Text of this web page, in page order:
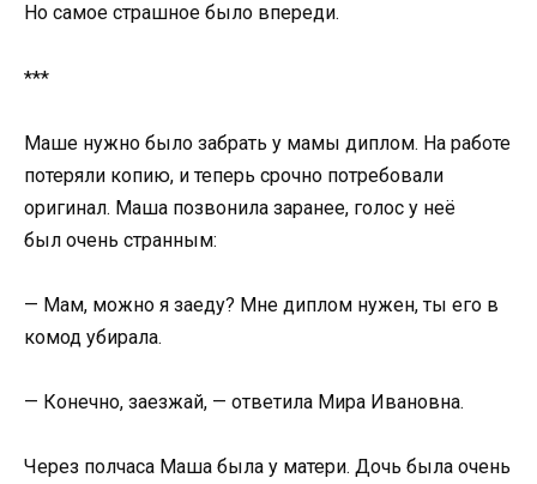
Но самое страшное было впереди.
***
Маше нужно было забрать у мамы диплом. На работе
потеряли копию, и теперь срочно потребовали
оригинал. Маша позвонила заранее, голос у неё
был очень странным:
— Мам, можно я заеду? Мне диплом нужен, ты его в
комод убирала.
— Конечно, заезжай, — ответила Мира Ивановна.
Через полчаса Маша была у матери. Дочь была очень